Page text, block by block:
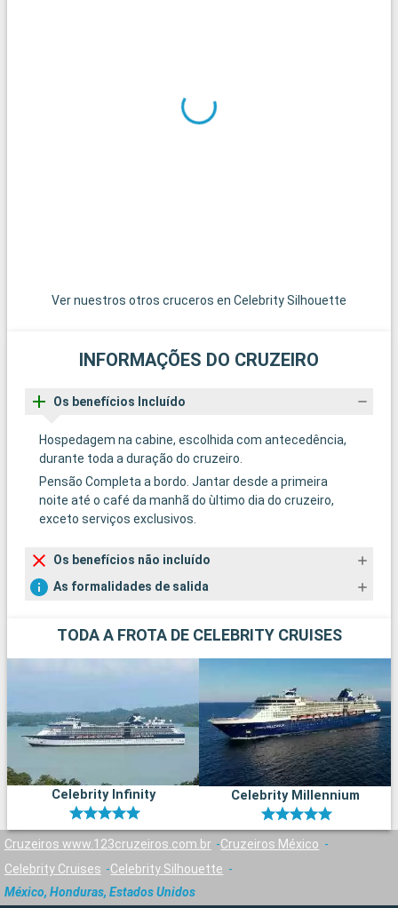
Ver nuestros otros cruceros en Celebrity Silhouette
INFORMAÇÕES DO CRUZEIRO
Os benefícios Incluído
Hospedagem na cabine, escolhida com antecedência,
durante toda a duração do cruzeiro.
Pensão Completa a bordo. Jantar desde a primeira
noite até o café da manhã do ùltimo dia do cruzeiro,
exceto serviços exclusivos.
Os benefícios não incluído
As formalidades de salida
TODA A FROTA DE CELEBRITY CRUISES
Celebrity Infinity Celebrity Millennium
Cruzeiros www.123cruzeiros.com.br
Cruzeiros México
Celebrity Cruises
Celebrity Silhouette
México, Honduras, Estados Unidos